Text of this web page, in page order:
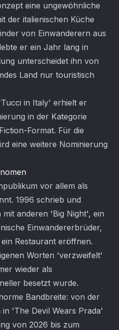
eine ungewöhnliche
der italienischen Küche
von Einwanderern aus
er ein Jahr lang in
unterscheidet ihn von
Land nur touristisch
in Italy' erhielt er
in der Kategorie
Format. Für die
eine weitere Nominierung
vor allem als
1996 schrieb und
mit anderen 'Big Night', ein
Einwandererbrüder,
Restaurant eröffnen.
Worten 'verzweifelt'
wieder als
besetzt wurde.
Bandbreite: von der
'The Devil Wears Prada'
von 2026 bis zum